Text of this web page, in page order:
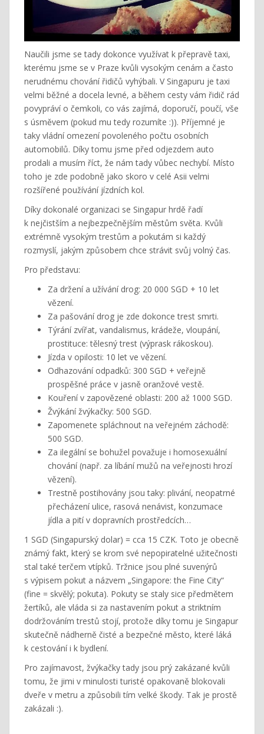
Naučili jsme se tady dokonce využívat k přepravě taxi,
kterému jsme se v Praze kvůli vysokým cenám a často
nerudnému chování řidičů vyhýbali. V Singapuru je taxi
velmi běžné a docela levné, a během cesty vám řidič rád
povypráví o čemkoli, co vás zajímá, doporučí, poučí, vše
s úsměvem (pokud mu tedy rozumíte :)). Příjemné je
taky vládní omezení povoleného počtu osobních
automobilů. Díky tomu jsme před odjezdem auto
prodali a musím říct, že nám tady vůbec nechybí. Místo
toho je zde podobně jako skoro v celé Asii velmi
rozšířené používání jízdních kol.
Díky dokonalé organizaci se Singapur hrdě řadí
k nejčistším a nejbezpečnějším městům světa. Kvůli
extrémně vysokým trestům a pokutám si každý
rozmyslí, jakým způsobem chce strávit svůj volný čas.
Pro představu:
Za držení a užívání drog: 20 000 SGD + 10 let
vězení.
Za pašování drog je zde dokonce trest smrti.
Týrání zvířat, vandalismus, krádeže, vloupání,
prostituce: tělesný trest (výprask rákoskou).
Jízda v opilosti: 10 let ve vězení.
Odhazování odpadků: 300 SGD + veřejně
prospěšné práce v jasně oranžové vestě.
Kouření v zapovězené oblasti: 200 až 1000 SGD.
Žvýkání žvýkačky: 500 SGD.
Zapomenete spláchnout na veřejném záchodě:
500 SGD.
Za ilegální se bohužel považuje i homosexuální
chování (např. za líbání mužů na veřejnosti hrozí
vězení).
Trestně postihovány jsou taky: plivání, neopatrné
přecházení ulice, rasová nenávist, konzumace
jídla a pití v dopravních prostředcích…
1 SGD (Singapurský dolar) = cca 15 CZK. Toto je obecně
známý fakt, který se krom své nepopiratelné užitečnosti
stal také terčem vtípků. Tržnice jsou plné suvenýrů
s výpisem pokut a názvem „Singapore: the Fine City“
(fine = skvělý; pokuta). Pokuty se staly sice předmětem
žertíků, ale vláda si za nastavením pokut a striktním
dodržováním trestů stojí, protože díky tomu je Singapur
skutečně nádherně čisté a bezpečné město, které láká
k cestování i k bydlení.
Pro zajímavost, žvýkačky tady jsou prý zakázané kvůli
tomu, že jimi v minulosti turisté opakovaně blokovali
dveře v metru a způsobili tím velké škody. Tak je prostě
zakázali :).